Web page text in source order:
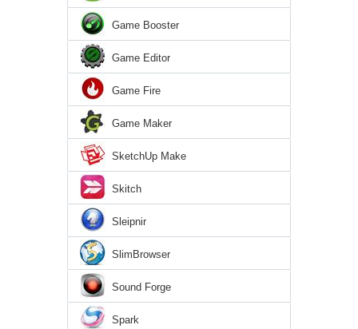
Game Booster
Game Editor
Game Fire
Game Maker
SketchUp Make
Skitch
Sleipnir
SlimBrowser
Sound Forge
Spark